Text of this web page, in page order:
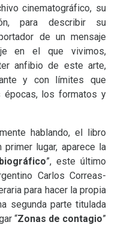
cinematográfico, su
para describir su
de un mensaje
en el que vivimos,
anfibio de este arte,
y con límites que
épocas, los formatos y
hablando, el libro
lugar, aparece la
”, este último
Carlos Correas-
para hacer la propia
segunda parte titulada
“Zonas de contagio”